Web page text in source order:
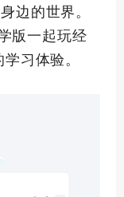
边的世界。
版一起玩经
习体验。